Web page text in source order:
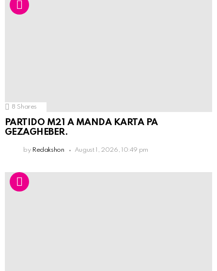
8 Shares
PARTIDO M21 A MANDA KARTA PA
GEZAGHEBER.
by Redakshon August 1, 2026, 10:49 pm